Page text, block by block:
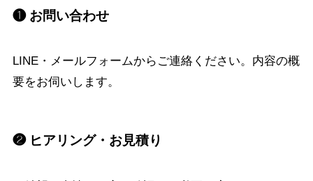
❶ お問い合わせ
LINE・メールフォームからご連絡ください。内容の概
要をお伺いします。
❷ ヒアリング・お見積り